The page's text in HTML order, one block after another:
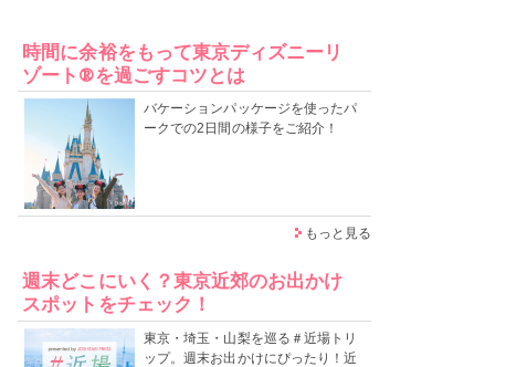
時間に余裕をもって東京ディズニーリ
ゾート®を過ごすコツとは
バケーションパッケージを使ったパ
ークでの2日間の様子をご紹介！
もっと見る
週末どこにいく？東京近郊のお出かけ
スポットをチェック！
東京・埼玉・山梨を巡る＃近場トリ
ップ。週末お出かけにぴったり！近